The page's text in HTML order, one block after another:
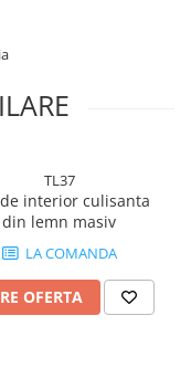
de interior de
TL37
interior culisanta
din lemn masiv
LA COMANDA
OFERTA